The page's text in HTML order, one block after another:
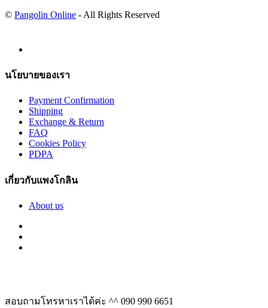
© Pangolin Online - All Rights Reserved
นโยบายของเรา
Payment Confirmation
Shipping
Exchange & Return
FAQ
Cookies Policy
PDPA
เกี่ยวกับแพงโกลิน
About us
สอบถามโทรหาเราได้ค่ะ ^^ 090 990 6651